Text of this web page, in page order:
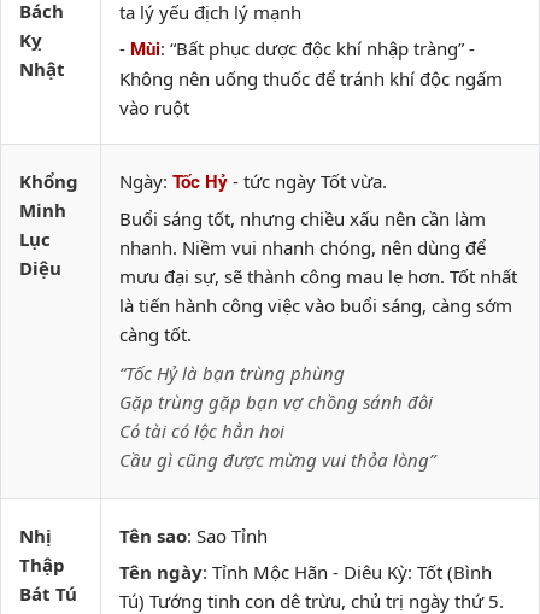
Bách
Kỵ
Nhật
ta lý yếu địch lý mạnh
- Mùi: “Bất phục dược độc khí nhập tràng” -
Không nên uống thuốc để tránh khí độc ngấm
vào ruột
Khổng
Minh
Lục
Diệu
Ngày: Tốc Hỷ - tức ngày Tốt vừa.
Buổi sáng tốt, nhưng chiều xấu nên cần làm
nhanh. Niềm vui nhanh chóng, nên dùng để
mưu đại sự, sẽ thành công mau lẹ hơn. Tốt nhất
là tiến hành công việc vào buổi sáng, càng sớm
càng tốt.
“Tốc Hỷ là bạn trùng phùng
Gặp trùng gặp bạn vợ chồng sánh đôi
Có tài có lộc hẳn hoi
Cầu gì cũng được mừng vui thỏa lòng”
Nhị
Thập
Bát Tú
Tên sao: Sao Tỉnh
Tên ngày: Tỉnh Mộc Hãn - Diêu Kỳ: Tốt (Bình
Tú) Tướng tinh con dê trừu, chủ trị ngày thứ 5.